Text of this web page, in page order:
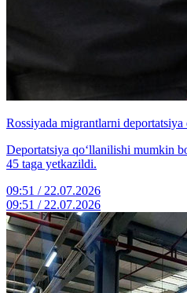
Rossiyada migrantlarni
Deportatsiya qo‘llanilishi mumkin
45 taga yetkazildi.
09:51 / 22.07.2026
09:51 / 22.07.2026